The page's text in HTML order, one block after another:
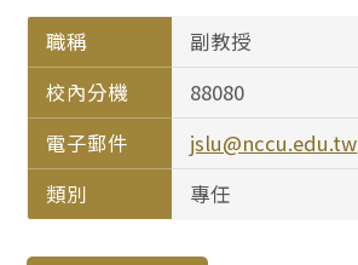
職稱
副教授
校內分機
88080
電子郵件
jslu@nccu.edu.tw
類別
專任